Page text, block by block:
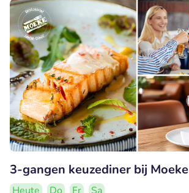
3-gangen keuzediner bij Moeke